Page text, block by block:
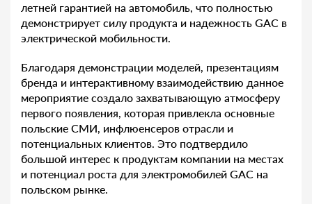
летней гарантией на автомобиль, что полностью
демонстрирует силу продукта и надежность GAC в
электрической мобильности.
Благодаря демонстрации моделей, презентациям
бренда и интерактивному взаимодействию данное
мероприятие создало захватывающую атмосферу
первого появления, которая привлекла основные
польские СМИ, инфлюенсеров отрасли и
потенциальных клиентов. Это подтвердило
большой интерес к продуктам компании на местах
и потенциал роста для электромобилей GAC на
польском рынке.